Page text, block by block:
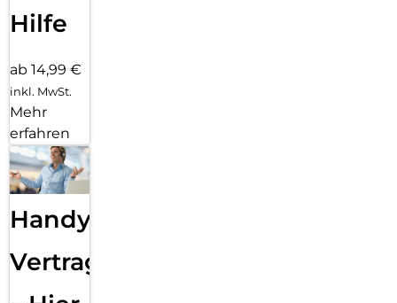
Hilfe
ab 14,99 €
inkl. MwSt.
Mehr
erfahren
Handy
Vertragsabwicklung